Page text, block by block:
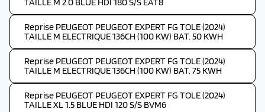
Reprise PEUGEOT PEUGEOT EXPERT FG TOLE (2024)
TAILLE M ELECTRIQUE 136CH (100 KW) BAT. 50 KWH
Reprise PEUGEOT PEUGEOT EXPERT FG TOLE (2024)
TAILLE M ELECTRIQUE 136CH (100 KW) BAT. 75 KWH
Reprise PEUGEOT PEUGEOT EXPERT FG TOLE (2024)
TAILLE XL 1.5 BLUE HDI 120 S/S BVM6